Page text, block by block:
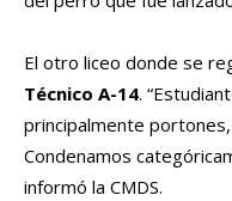
El otro liceo donde se
Técnico A-14.
principalmente
Condenamos
informó la CMDS.